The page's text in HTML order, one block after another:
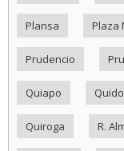
Plansa Plaza
Prudencio
Quiapo
Quiroga R.